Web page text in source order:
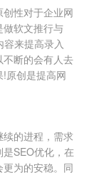
性对于企业网
软文推行与
来提高录入
断的会有人去
原创是提高网
的进程，需求
SEO优化，在
为的安稳。同